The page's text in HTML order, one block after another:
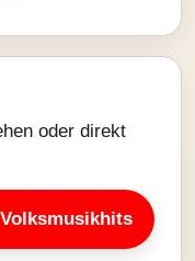
oder direkt